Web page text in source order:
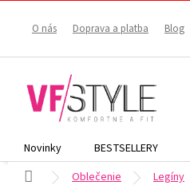
O nás Doprava a platba Blog
Novinky BESTSELLERY
DomovOblečenie Legíny